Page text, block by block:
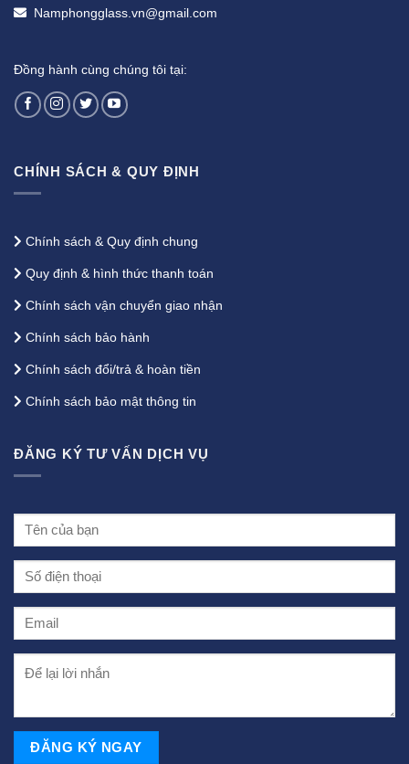
Namphongglass.vn@gmail.com
Đồng hành cùng chúng tôi tại:
CHÍNH SÁCH & QUY ĐỊNH
Chính sách & Quy định chung
Quy định & hình thức thanh toán
Chính sách vận chuyển giao nhận
Chính sách bảo hành
Chính sách đổi/trả & hoàn tiền
Chính sách bảo mật thông tin
ĐĂNG KÝ TƯ VẤN DỊCH VỤ